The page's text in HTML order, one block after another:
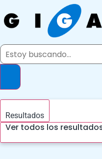
al
contenido
Search
Resultados
Ver todos los